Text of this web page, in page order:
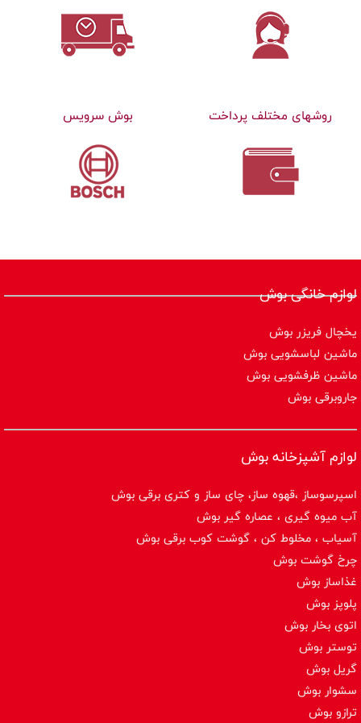
روشهای مختلف پرداخت بوش سرویس
لوازم خانگی بوش
یخچال فریزر بوش
ماشین لباسشویی بوش
ماشین ظرفشویی بوش
جاروبرقی بوش
لوازم آشپزخانه بوش
اسپرسوساز ،قهوه ساز، چای ساز و کتری برقی بوش
آب میوه گیری ، عصاره گیر بوش
آسیاب ، مخلوط کن ، گوشت کوب برقی بوش
چرخ گوشت بوش
غذاساز بوش
پلوپز بوش
اتوی بخار بوش
توستر بوش
گریل بوش
سشوار بوش
ترازو بوش